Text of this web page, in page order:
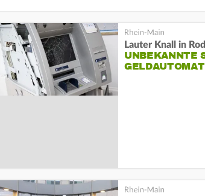
Lauter Knall in
UNBEKANNTE